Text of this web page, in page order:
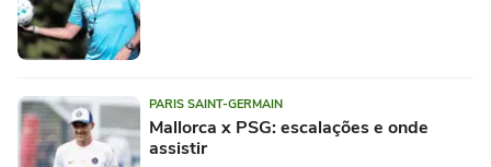
PARIS SAINT-GERMAIN
Mallorca x PSG: escalações e onde
assistir